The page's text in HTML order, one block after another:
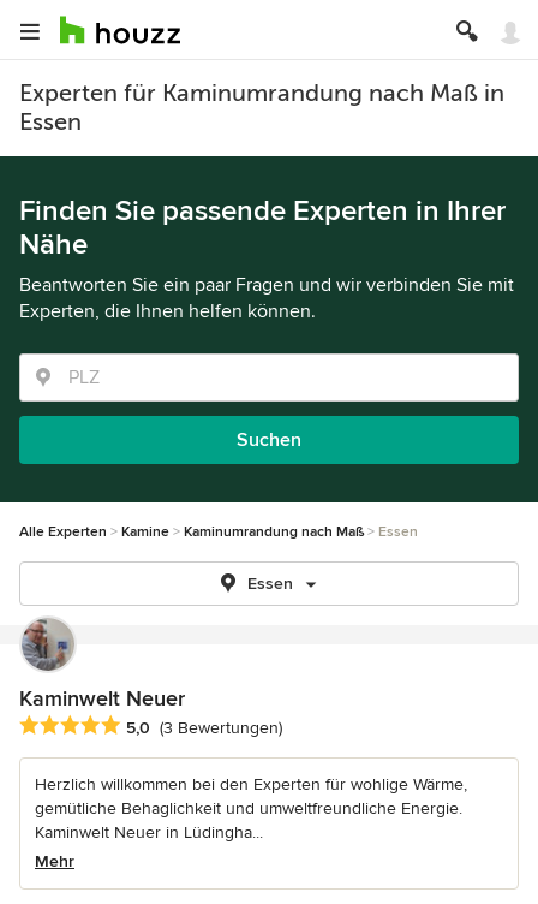
Experten für Kaminumrandung nach Maß in
Essen
Finden Sie passende Experten in Ihrer
Nähe
Beantworten Sie ein paar Fragen und wir verbinden Sie mit
Experten, die Ihnen helfen können.
Suchen
Alle Experten Kamine Kaminumrandung nach Maß Essen
Essen
Kaminwelt Neuer
Durchschnittliche Bewertung: 5 von 5 Sternen
5,0 (3 Bewertungen)
Herzlich willkommen bei den Experten für wohlige Wärme,
gemütliche Behaglichkeit und umweltfreundliche Energie.
Kaminwelt Neuer in Lüdingha...
Mehr